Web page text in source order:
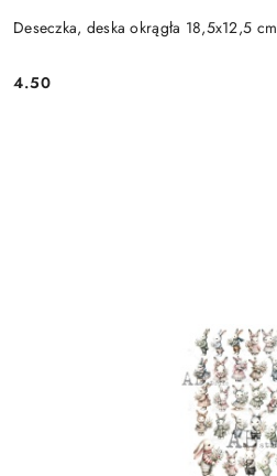
Deseczka, deska okrągła 18,5x12,5 cm
Cena:
4.50